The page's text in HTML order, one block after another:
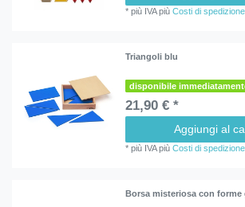
*più IVApiùCosti di spedizione
Triangoli blu
disponibile
21,90 € *
Aggiungi al
*più IVApiùCosti di spedizione
Borsa misteriosa con forme